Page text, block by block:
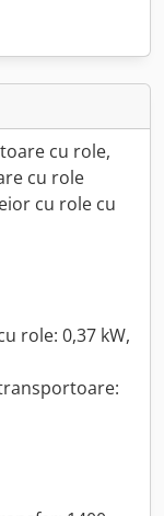
cu role,
cu role
cu role cu
role: 0,37 kW,